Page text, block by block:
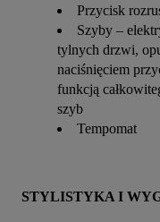
Przycisk
Szyby –
tylnych drzwi,
naciśnięciem
funkcją
szyb
Tempomat
STYLISTYKA I